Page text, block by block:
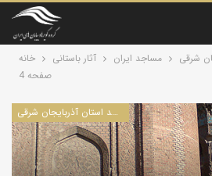
خانه آثار باستانی مساجد ایران
شرقی
صفحه 4
مساجد استان آذربايجان شرقی